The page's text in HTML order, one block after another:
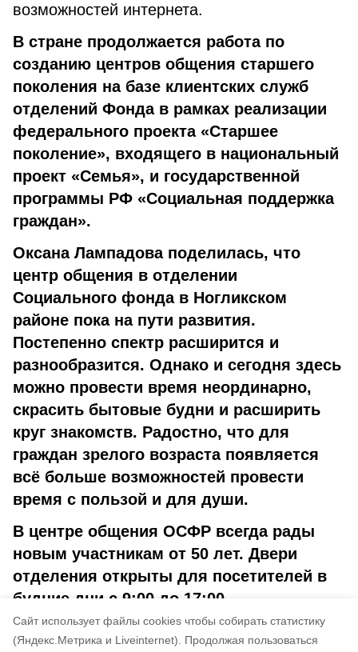
Cайт использует файлы cookies чтобы собирать статистику
(Яндекс.Метрика и Liveinternet).
Продолжая пользоваться
возможностей интернета.
В стране продолжается работа по
созданию центров общения старшего
поколения на базе клиентских служб
отделений Фонда в рамках реализации
федерального проекта «Старшее
поколение», входящего в национальный
проект «Семья», и государственной
программы РФ «Социальная поддержка
граждан».
Оксана Лампадова поделилась, что
центр общения в отделении
Социального фонда в Ногликском
районе пока на пути развития.
Постепенно спектр расширится и
разнообразится. Однако и сегодня здесь
можно провести время неординарно,
скрасить бытовые будни и расширить
круг знакомств. Радостно, что для
граждан зрелого возраста появляется
всё больше возможностей провести
время с пользой и для души.
В центре общения ОСФР всегда рады
новым участникам от 50 лет. Двери
отделения открыты для посетителей в
будние дни с 9:00 до 17:00.
Авторы: Алёна Федореева